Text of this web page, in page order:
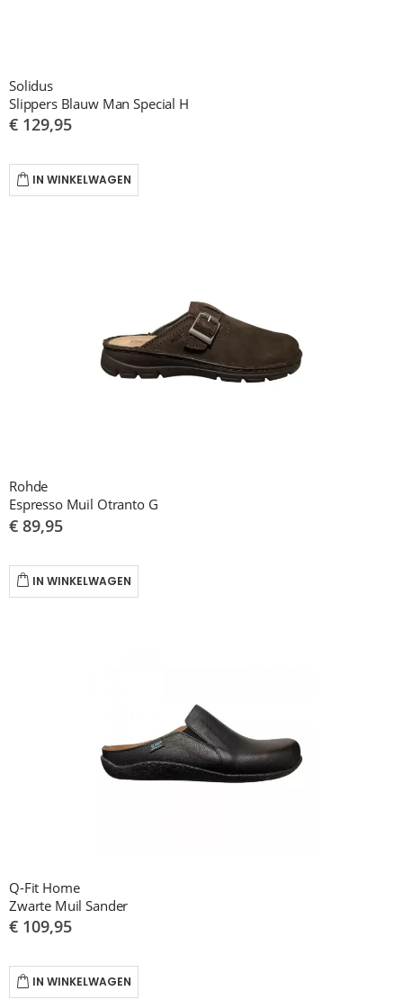
Solidus
Slippers Blauw Man Special H
€ 129,95
IN WINKELWAGEN
Rohde
Espresso Muil Otranto G
€ 89,95
IN WINKELWAGEN
Q-Fit Home
Zwarte Muil Sander
€ 109,95
IN WINKELWAGEN